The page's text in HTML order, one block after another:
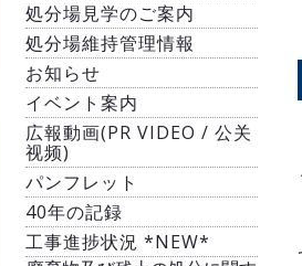
処分場見学のご案内
処分場維持管理情報
お知らせ
イベント案内
広報動画(PR VIDEO / 公关
视频)
パンフレット
40年の記録
工事進捗状況 *NEW*